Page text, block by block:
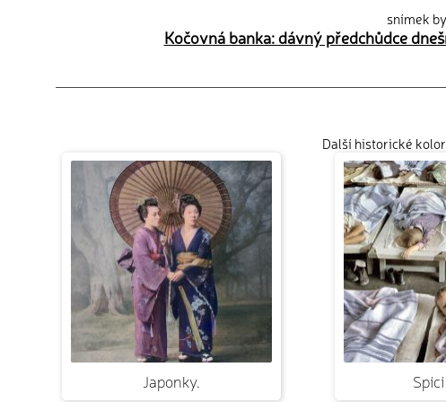
snímek
Kočovná banka: dávný předchůdce
Další historické
Japonky.